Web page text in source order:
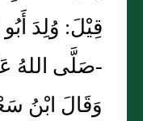
قِيْلَ: وُلِدَ
-صَلَّى اللهُ
وَقَالَ ابْنُ